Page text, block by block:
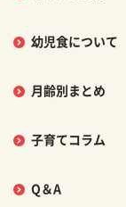
幼児食について
月齢別まとめ
子育てコラム
Q＆A